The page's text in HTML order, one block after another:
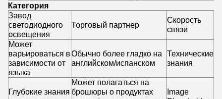
Категория
Завод
светодиодного
освещения
Торговый партнер
Скорость
связи
Может
варьироваться в
зависимости от
языка
Обычно более гладко на
английском/испанском
Технические
знания
Глубокие знания
Может полагаться на
брошюры о продуктах
Image